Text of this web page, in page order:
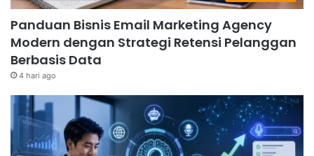
Panduan Bisnis Email Marketing Agency
Modern dengan Strategi Retensi Pelanggan
Berbasis Data
4 hari ago